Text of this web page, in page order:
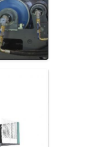
σε στρώματα